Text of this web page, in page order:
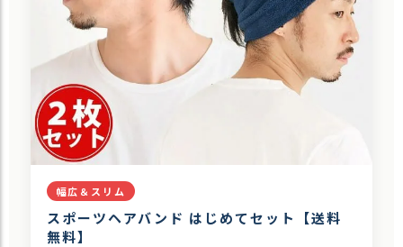
幅広＆スリム
スポーツヘアバンド はじめてセット【送料
無料】